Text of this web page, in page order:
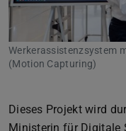
Werkerassistenzsystem
(Motion Capturing)
Dieses Projekt wird
Ministerin für Digitale